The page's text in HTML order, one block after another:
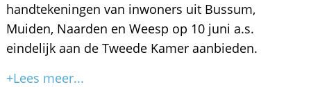
handtekeningen van inwoners uit Bussum,
Muiden, Naarden en Weesp op 10 juni a.s.
eindelijk aan de Tweede Kamer aanbieden.
+Lees meer...